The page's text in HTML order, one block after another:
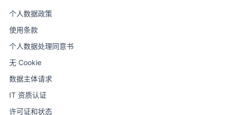
个人数据政策
使用条款
个人数据处理同意书
无 Cookie
数据主体请求
IT 资质认证
许可证和状态